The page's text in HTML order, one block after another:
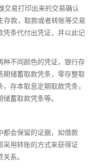
交易打印出来的交易确认
存款，取款或者转账等交易
凭条代付出凭证，并以此记
不同颜色的凭证，银行存
储蓄取款凭条，零存整取
存本取息定期取款凭条，
蓄取款凭条等。
都会保留的证据，如借款
用转账的方式来获得证
系。